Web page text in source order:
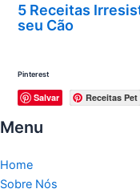
5 Receitas
seu Cão
Pinterest
Salvar Receitas Pet
Menu
Home
Sobre Nós